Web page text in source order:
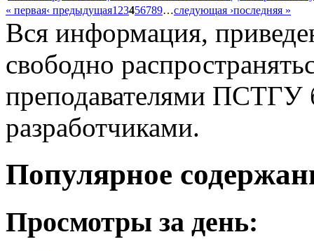
« первая‹ предыдущая1 23456789…следующая ›последняя »
Вся информация,
свободно
преподавателями ПСТГУ
разработчиками.
Популярное
Просмотры за день: